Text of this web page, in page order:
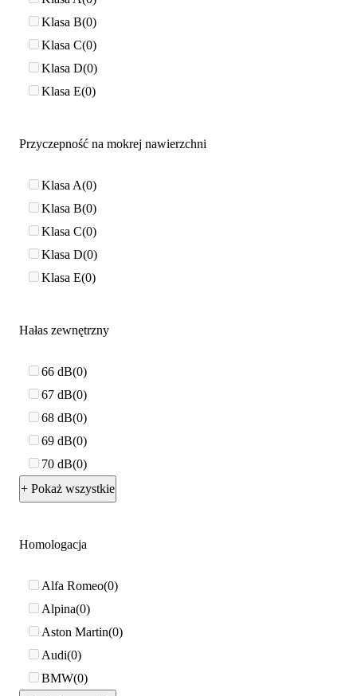
Klasa B 0
Klasa C 0
Klasa D 0
Klasa E 0
Przyczepność na mokrej nawierzchni
Klasa A 0
Klasa B 0
Klasa C 0
Klasa D 0
Klasa E 0
Hałas zewnętrzny
66 dB 0
67 dB 0
68 dB 0
69 dB 0
70 dB 0
+ Pokaż wszystkie
Homologacja
Alfa Romeo 0
Alpina 0
Aston Martin 0
Audi 0
BMW 0